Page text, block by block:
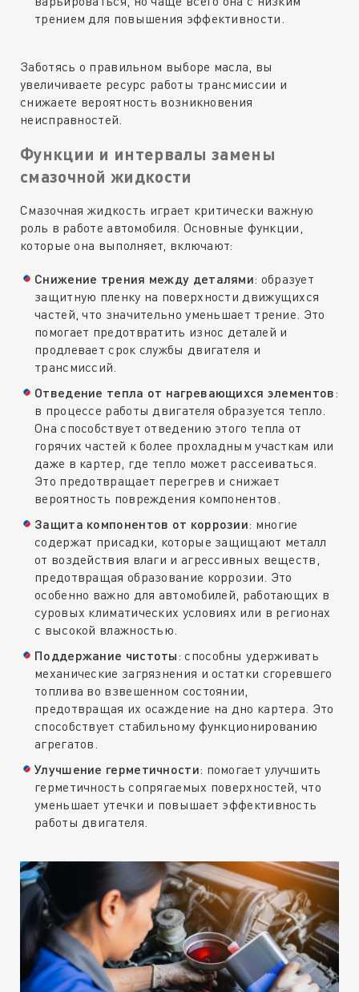
трением для повышения эффективности.
Заботясь о правильном выборе масла, вы
увеличиваете ресурс работы трансмиссии и
снижаете вероятность возникновения
неисправностей.
Функции и интервалы замены
смазочной жидкости
Смазочная жидкость играет критически важную
роль в работе автомобиля. Основные функции,
которые она выполняет, включают:
Снижение трения между деталями: образует
защитную пленку на поверхности движущихся
частей, что значительно уменьшает трение. Это
помогает предотвратить износ деталей и
продлевает срок службы двигателя и
трансмиссий.
Отведение тепла от нагревающихся элементов:
в процессе работы двигателя образуется тепло.
Она способствует отведению этого тепла от
горячих частей к более прохладным участкам или
даже в картер, где тепло может рассеиваться.
Это предотвращает перегрев и снижает
вероятность повреждения компонентов.
Защита компонентов от коррозии: многие
содержат присадки, которые защищают металл
от воздействия влаги и агрессивных веществ,
предотвращая образование коррозии. Это
особенно важно для автомобилей, работающих в
суровых климатических условиях или в регионах
с высокой влажностью.
Поддержание чистоты: способны удерживать
механические загрязнения и остатки сгоревшего
топлива во взвешенном состоянии,
предотвращая их осаждение на дно картера. Это
способствует стабильному функционированию
агрегатов.
Улучшение герметичности: помогает улучшить
герметичность сопрягаемых поверхностей, что
уменьшает утечки и повышает эффективность
работы двигателя.